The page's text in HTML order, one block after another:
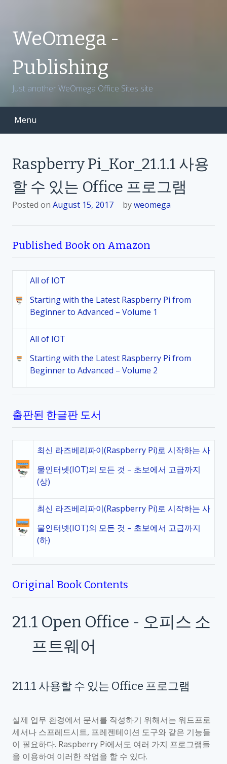
WeOmega -
Publishing
Just another WeOmega Office Sites site
Menu
Raspberry Pi_Kor_21.1.1 사용
할 수 있는 Office 프로그램
Posted on August 15, 2017 byweomega
Published Book on Amazon
All of IOT
Starting with the Latest Raspberry Pi from
Beginner to Advanced – Volume 1
All of IOT
Starting with the Latest Raspberry Pi from
Beginner to Advanced – Volume 2
출판된 한글판 도서
최신 라즈베리파이(Raspberry Pi)로 시작하는 사
물인터넷(IOT)의 모든 것 – 초보에서 고급까지
(상)
최신 라즈베리파이(Raspberry Pi)로 시작하는 사
물인터넷(IOT)의 모든 것 – 초보에서 고급까지
(하)
Original Book Contents
21.1 Open Office - 오피스 소
프트웨어
21.1.1 사용할 수 있는 Office 프로그램
실제 업무 환경에서 문서를 작성하기 위해서는 워드프로
세서나 스프레드시트, 프레젠테이션 도구와 같은 기능들
이 필요하다. Raspberry Pi에서도 여러 가지 프로그램들
을 이용하여 이러한 작업을 할 수 있다.